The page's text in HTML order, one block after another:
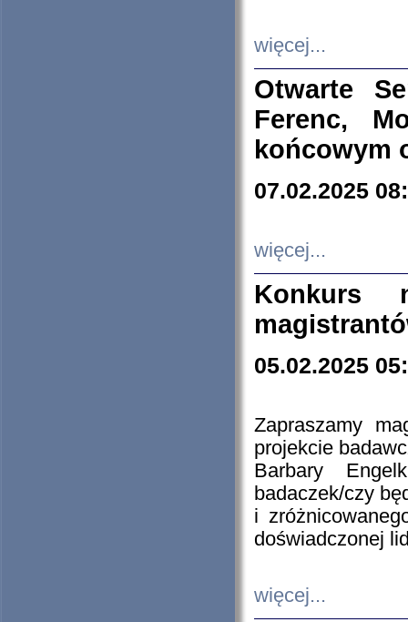
więcej...
Otwarte
Ferenc,
końcowym
07.02.2025
więcej...
Konkurs
05.02.2025
Zapraszamy
projekcie
Barbary
badaczek/czy
i
doświadczonej
więcej...